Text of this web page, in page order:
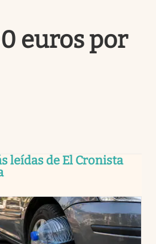
euros por
leídas de El Cronista